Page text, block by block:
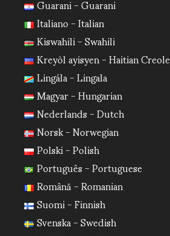
Italiano - Italian
Kiswahili - Swahili
Kreyòl ayisyen - Haitian Creole
Lingála - Lingala
Magyar - Hungarian
Nederlands - Dutch
Norsk - Norwegian
Polski - Polish
Português - Portuguese
Română - Romanian
Suomi - Finnish
Svenska - Swedish